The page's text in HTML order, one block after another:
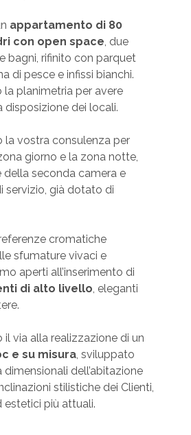
appartamento di 80
con open space, due
bagni, rifinito con parquet
di pesce e infissi bianchi.
la planimetria per avere
disposizione dei locali.
la vostra consulenza per
giorno e la zona notte,
della seconda camera e
servizio, già dotato di
cromatiche
sfumature vivaci e
aperti all’inserimento di
di alto livello, eleganti
il via alla realizzazione di un
e su misura, sviluppato
dell’abitazione
stilistiche dei Clienti,
estetici più attuali.